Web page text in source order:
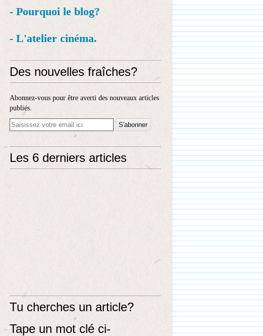
- Pourquoi le blog?
- L'atelier cinéma.
Des nouvelles fraîches?
Abonnez-vous pour être averti des nouveaux articles
publiés.
Les 6 derniers articles
Tu cherches un article?
Tape un mot clé ci-